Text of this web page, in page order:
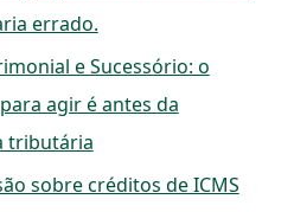
errado.
e Sucessório: o
agir é antes da
tributária
sobre créditos de ICMS